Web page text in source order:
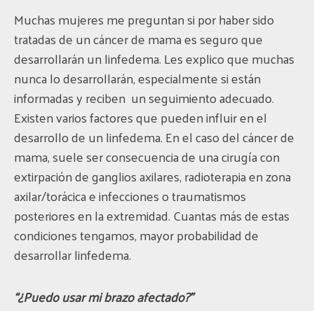
Muchas mujeres me preguntan si por haber sido
tratadas de un cáncer de mama es seguro que
desarrollarán un linfedema. Les explico que muchas
nunca lo desarrollarán, especialmente si están
informadas y reciben un seguimiento adecuado.
Existen varios factores que pueden influir en el
desarrollo de un linfedema. En el caso del cáncer de
mama, suele ser consecuencia de una cirugía con
extirpación de ganglios axilares, radioterapia en zona
axilar/torácica e infecciones o traumatismos
posteriores en la extremidad. Cuantas más de estas
condiciones tengamos, mayor probabilidad de
desarrollar linfedema.
“¿Puedo usar mi brazo afectado?”